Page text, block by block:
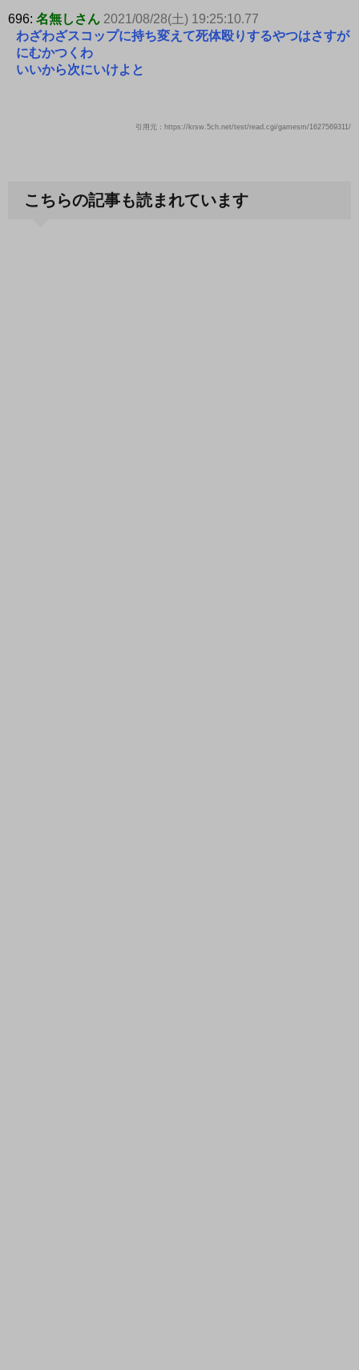
696: 名無しさん 2021/08/28(土) 19:25:10.77
わざわざスコップに持ち変えて死体殴りするやつはさすが
にむかつくわ
いいから次にいけよと
引用元：https://krsw.5ch.net/test/read.cgi/gamesm/1627569311/
こちらの記事も読まれています